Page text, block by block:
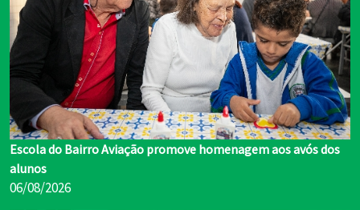
Escola do Bairro Aviação promove homenagem aos avós dos
alunos
06/08/2026